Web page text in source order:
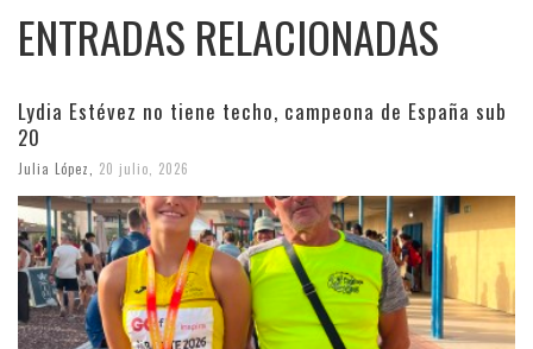
ENTRADAS RELACIONADAS
Lydia Estévez no tiene techo, campeona de España sub
20
Julia López 20 julio, 2026